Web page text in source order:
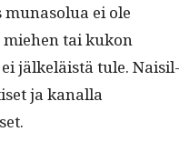
muna­solua ei ole
tai kukon
jälkeläistä tule. Naisil­
ja kanal­la